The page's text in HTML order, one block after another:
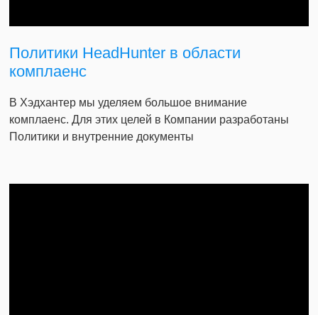
Политики HeadHunter в области
комплаенс
В Хэдхантер мы уделяем большое внимание
комплаенс. Для этих целей в Компании разработаны
Политики и внутренние документы